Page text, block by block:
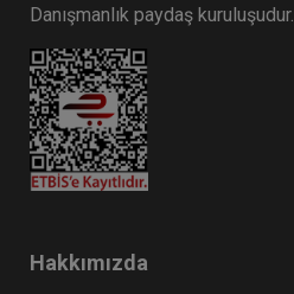
Danışmanlık paydaş kuruluşudur.
Hakkımızda